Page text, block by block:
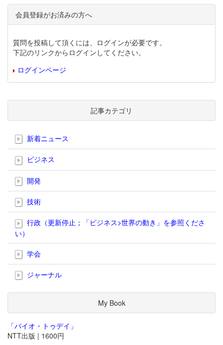
会員登録がお済みの方へ
質問を投稿して頂くには、ログインが必要です。
下記のリンクからログインしてください。
ログインページ
記事カテゴリ
新着ニュース
ビジネス
開発
技術
行政（更新停止；「ビジネス>世界の動き」を参照くださ
い）
学会
ジャーナル
My Book
「バイオ・トゥデイ」
NTT出版 | 1600円